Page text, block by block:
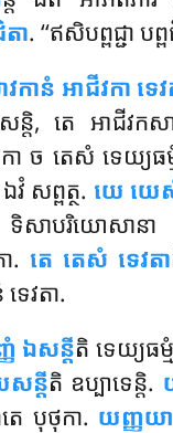
ា. ‘‘ឥសិបព្ពជ្ជា ប
កានំ អាជីវកា ទេវ
, តេ អាជីវកស
ា ច តេសំ ទេយ្យធម្
វំ សព្ពត្ថ. យេ យេ
ទិសាបរិយោសាន
ា.តេ តេសំ ទេវតា
េវតា.
ឯសន្តីតិ ទេយ្យធម្មំ
សន្តីតិ ឧប្បាទេន្តិ.
េ បុថុកា. យញ្ញយ